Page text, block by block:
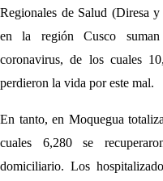
Regionales de Salud (Diresa
en la región Cusco
coronavirus, de los cuales
perdieron la vida por este mal.
En tanto, en Moquegua
cuales 6,280 se
domiciliario. Los